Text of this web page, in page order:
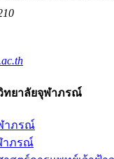
ทยาลัยจุฬาภรณ์
าภรณ์
าภรณ์